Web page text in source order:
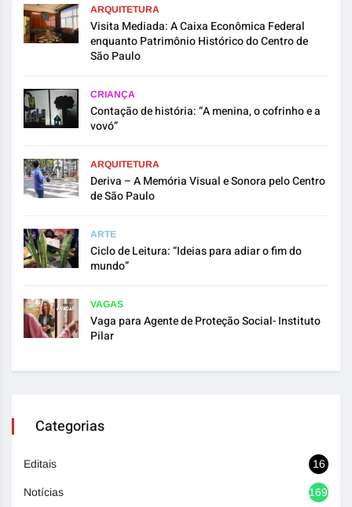
ARQUITETURA
Visita Mediada: A Caixa Econômica Federal
enquanto Patrimônio Histórico do Centro de
São Paulo
CRIANÇA
Contação de história: “A menina, o cofrinho e a
vovó”
ARQUITETURA
Deriva – A Memória Visual e Sonora pelo Centro
de São Paulo
ARTE
Ciclo de Leitura: “Ideias para adiar o fim do
mundo”
VAGAS
Vaga para Agente de Proteção Social- Instituto
Pilar
Categorias
Editais 16
Notícias 1692